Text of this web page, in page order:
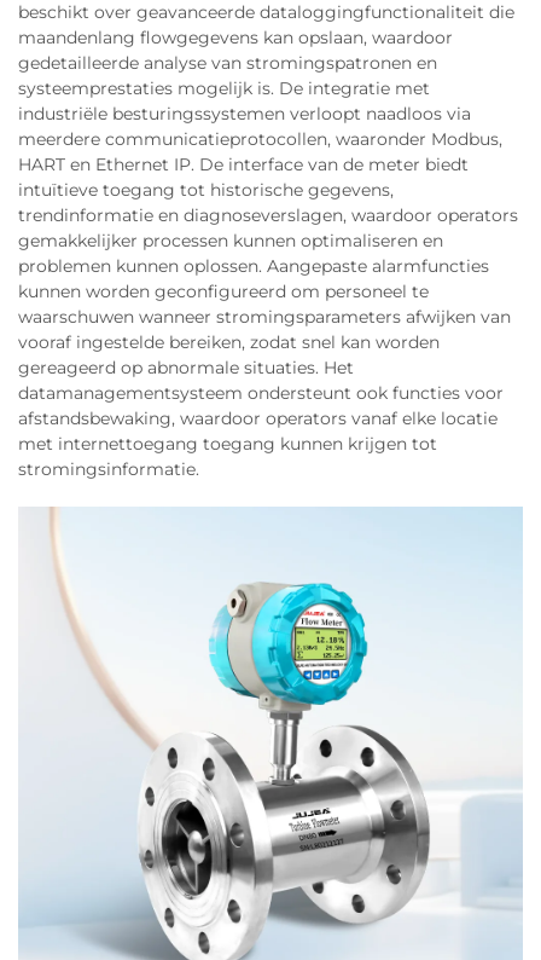
beschikt over geavanceerde dataloggingfunctionaliteit die
maandenlang flowgegevens kan opslaan, waardoor
gedetailleerde analyse van stromingspatronen en
systeemprestaties mogelijk is. De integratie met
industriële besturingssystemen verloopt naadloos via
meerdere communicatieprotocollen, waaronder Modbus,
HART en Ethernet IP. De interface van de meter biedt
intuïtieve toegang tot historische gegevens,
trendinformatie en diagnoseverslagen, waardoor operators
gemakkelijker processen kunnen optimaliseren en
problemen kunnen oplossen. Aangepaste alarmfuncties
kunnen worden geconfigureerd om personeel te
waarschuwen wanneer stromingsparameters afwijken van
vooraf ingestelde bereiken, zodat snel kan worden
gereageerd op abnormale situaties. Het
datamanagementsysteem ondersteunt ook functies voor
afstandsbewaking, waardoor operators vanaf elke locatie
met internettoegang toegang kunnen krijgen tot
stromingsinformatie.